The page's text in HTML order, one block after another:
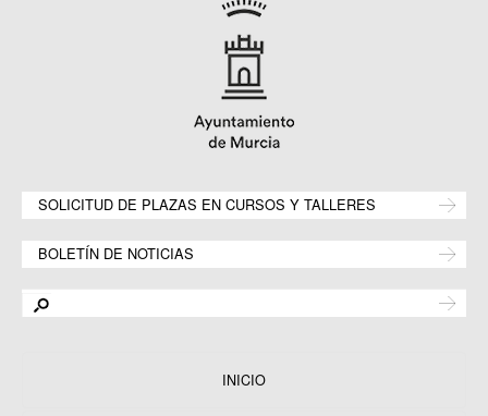
SOLICITUD DE PLAZAS EN CURSOS Y TALLERES
BOLETÍN DE NOTICIAS
INICIO